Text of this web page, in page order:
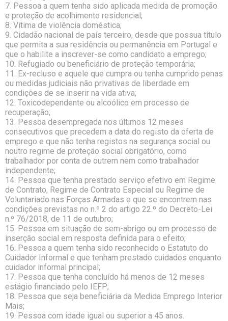
7. Pessoa a quem tenha sido aplicada medida de promoção
e proteção de acolhimento residencial;
8. Vítima de violência doméstica;
9. Cidadão nacional de país terceiro, desde que possua título
que permita a sua residência ou permanência em Portugal e
que o habilite a inscrever-se como candidato a emprego;
10. Refugiado ou beneficiário de proteção temporária;
11. Ex-recluso e aquele que cumpra ou tenha cumprido penas
ou medidas judiciais não privativas de liberdade em
condições de se inserir na vida ativa;
12. Toxicodependente ou alcoólico em processo de
recuperação;
13. Pessoa desempregada nos últimos 12 meses
consecutivos que precedem a data do registo da oferta de
emprego e que não tenha registos na segurança social ou
noutro regime de proteção social obrigatório, como
trabalhador por conta de outrem nem como trabalhador
independente;
14. Pessoa que tenha prestado serviço efetivo em Regime
de Contrato, Regime de Contrato Especial ou Regime de
Voluntariado nas Forças Armadas e que se encontrem nas
condições previstas no n.º 2 do artigo 22.º do Decreto-Lei
n.º 76/2018, de 11 de outubro;
15. Pessoa em situação de sem-abrigo ou em processo de
inserção social em resposta definida para o efeito;
16. Pessoa a quem tenha sido reconhecido o Estatuto do
Cuidador Informal e que tenham prestado cuidados enquanto
cuidador informal principal;
17. Pessoa que tenha concluído há menos de 12 meses
estágio financiado pelo IEFP;
18. Pessoa que seja beneficiária da Medida Emprego Interior
Mais;
19. Pessoa com idade igual ou superior a 45 anos.